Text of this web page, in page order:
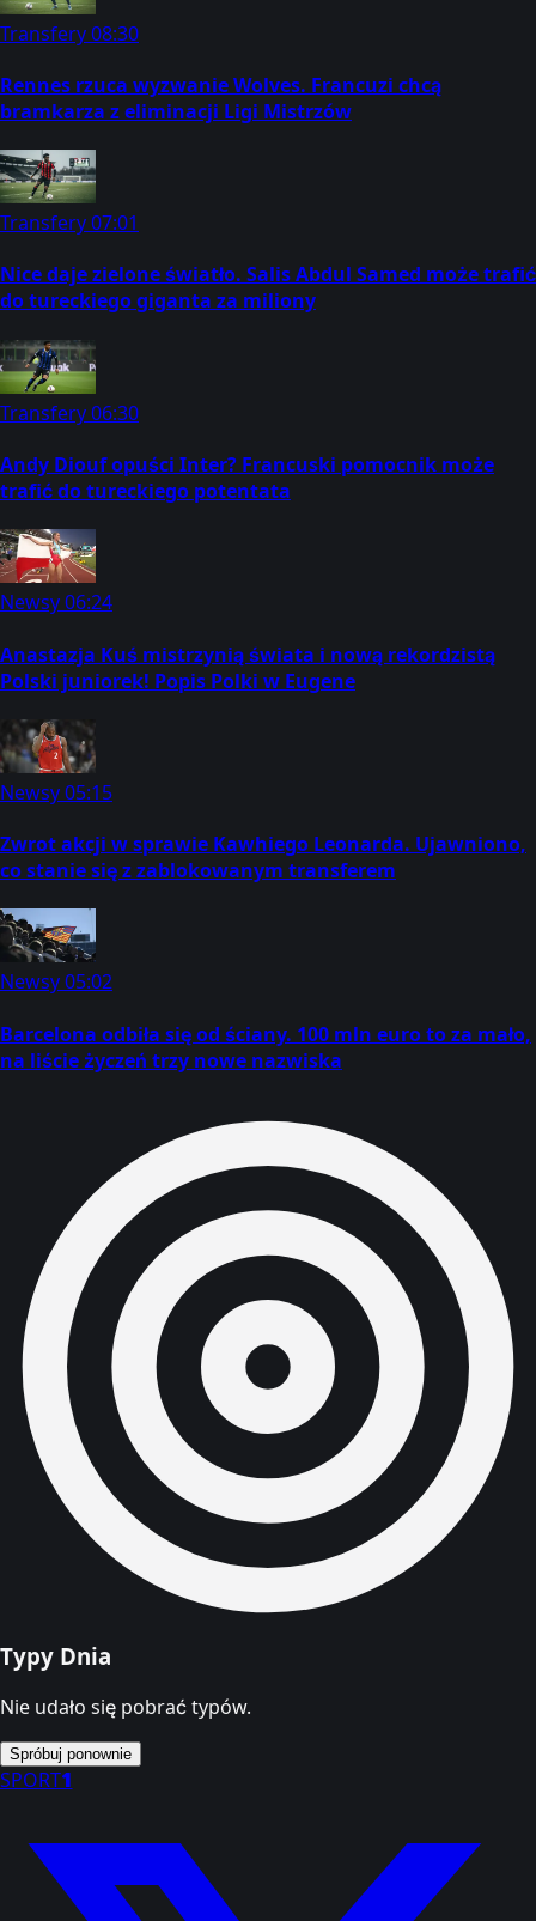
Transfery08:30
Rennes rzuca wyzwanie Wolves. Francuzi chcą
bramkarza z eliminacji Ligi Mistrzów
Transfery07:01
Nice daje zielone światło. Salis Abdul Samed może trafić
do tureckiego giganta za miliony
Transfery06:30
Andy Diouf opuści Inter? Francuski pomocnik może
trafić do tureckiego potentata
Newsy06:24
Anastazja Kuś mistrzynią świata i nową rekordzistą
Polski juniorek! Popis Polki w Eugene
Newsy05:15
Zwrot akcji w sprawie Kawhiego Leonarda. Ujawniono,
co stanie się z zablokowanym transferem
Newsy05:02
Barcelona odbiła się od ściany. 100 mln euro to za mało,
na liście życzeń trzy nowe nazwiska
Typy Dnia
Nie udało się pobrać typów.
Spróbuj ponownie
SPORT1